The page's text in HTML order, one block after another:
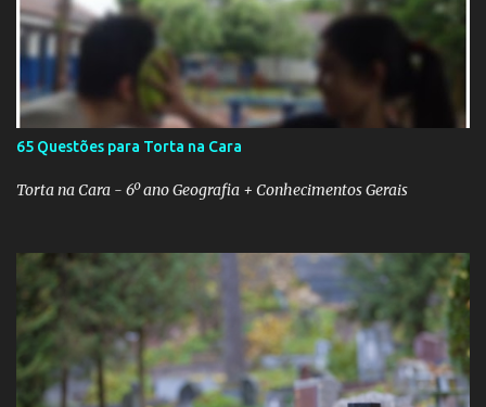
65 Questões para Torta na Cara
Torta na Cara - 6º ano Geografia + Conhecimentos Gerais